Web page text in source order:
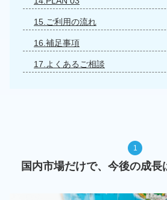
15.ご利用の流れ
16.補足事項
17.よくあるご相談
1
国内市場だけで、今後の成長